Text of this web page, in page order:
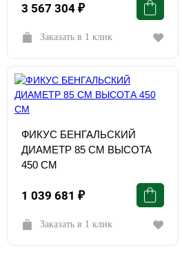
3 567 304 ₽
Заказать в 1 клик
ФИКУС БЕНГАЛЬСКИЙ
ДИАМЕТР 85 СМ ВЫСОТА
450 СМ
1 039 681 ₽
Заказать в 1 клик